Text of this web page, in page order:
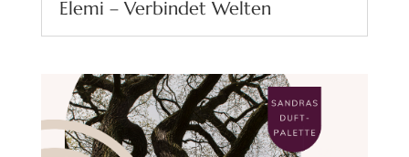
Elemi – Verbindet Welten